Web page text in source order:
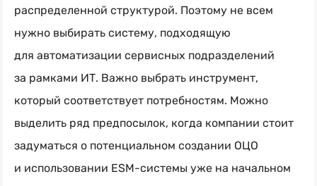
распределенной структурой. Поэтому не всем
нужно выбирать систему, подходящую
для автоматизации сервисных подразделений
за рамками ИТ. Важно выбрать инструмент,
который соответствует потребностям. Можно
выделить ряд предпосылок, когда компании стоит
задуматься о потенциальном создании ОЦО
и использовании ESM-системы уже на начальном